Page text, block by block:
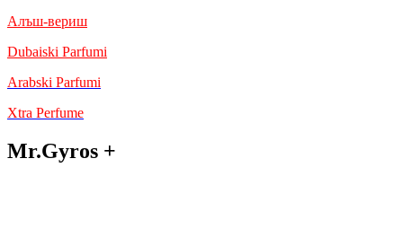
Алъш-вериш
Dubaiski Parfumi
Arabski Parfumi
Xtra Perfume
Mr.Gyros +